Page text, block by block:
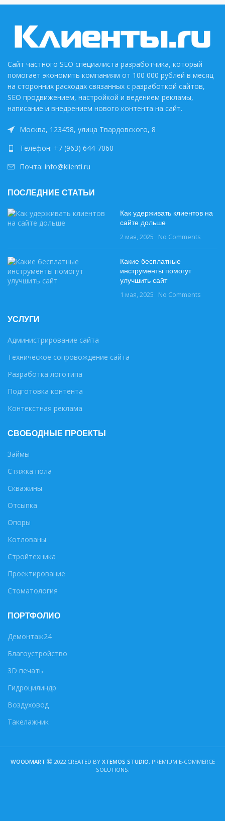
Сайт частного SEO специалиста разработчика, который
помогает экономить компаниям от 100 000 рублей в месяц
на сторонних расходах связанных с разработкой сайтов,
SEO продвижением, настройкой и ведением рекламы,
написание и внедрением нового контента на сайт.
Москва, 123458, улица Твардовского, 8
Телефон: +7 (963) 644-7060
Почта: info@klienti.ru
ПОСЛЕДНИЕ СТАТЬИ
Как удерживать клиентов на
сайте дольше
2 мая, 2025 No Comments
Какие бесплатные
инструменты помогут
улучшить сайт
1 мая, 2025 No Comments
УСЛУГИ
Администрирование сайта
Техническое сопровождение сайта
Разработка логотипа
Подготовка контента
Контекстная реклама
СВОБОДНЫЕ ПРОЕКТЫ
Займы
Стяжка пола
Скважины
Отсыпка
Опоры
Котлованы
Стройтехника
Проектирование
Стоматология
ПОРТФОЛИО
Демонтаж24
Благоустройство
3D печать
Гидроцилиндр
Воздуховод
Такелажник
WOODMART 2022 CREATED BY XTEMOS STUDIO. PREMIUM E-COMMERCE
SOLUTIONS.